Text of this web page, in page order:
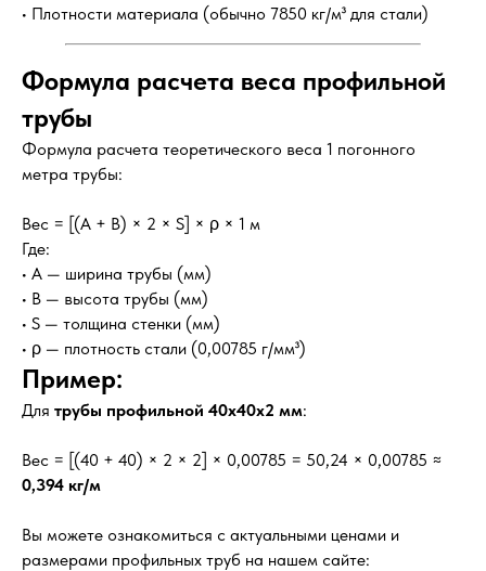
• Плотности материала (обычно 7850 кг/м³ для стали)
Формула расчета веса профильной
трубы
Формула расчета теоретического веса 1 погонного
метра трубы:
Вес = [(A + B) × 2 × S] × ρ × 1 м
Где:
• A — ширина трубы (мм)
• B — высота трубы (мм)
• S — толщина стенки (мм)
• ρ — плотность стали (0,00785 г/мм³)
Пример:
Для трубы профильной 40х40х2 мм:
Вес = [(40 + 40) × 2 × 2] × 0,00785 = 50,24 × 0,00785 ≈
0,394 кг/м
Вы можете ознакомиться с актуальными ценами и
размерами профильных труб на нашем сайте: